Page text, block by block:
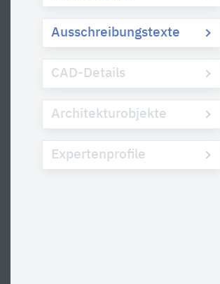
Ausschreibungstexte
CAD-Details
Architekturobjekte
Expertenprofile